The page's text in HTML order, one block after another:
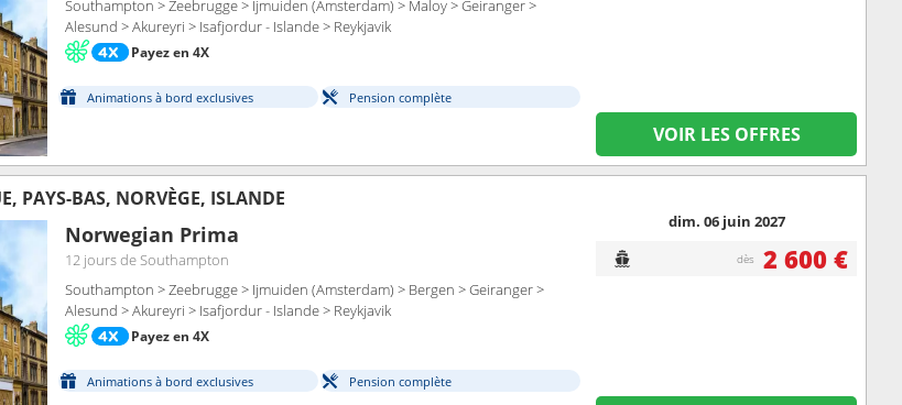
Southampton > Zeebrugge > Ijmuiden (Amsterdam) > Maloy > Geiranger >
Alesund > Akureyri > Isafjordur - Islande > Reykjavik
Payez en 4X
Animations à bord exclusives Pension complète
VOIR LES OFFRES
PAYS-BAS, NORVÈGE, ISLANDE
Norwegian Prima
12 joursde Southampton
Southampton > Zeebrugge > Ijmuiden (Amsterdam) > Bergen > Geiranger >
Alesund > Akureyri > Isafjordur - Islande > Reykjavik
Payez en 4X
Animations à bord exclusives Pension complète
dim. 06 juin 2027
dès 2 600 €